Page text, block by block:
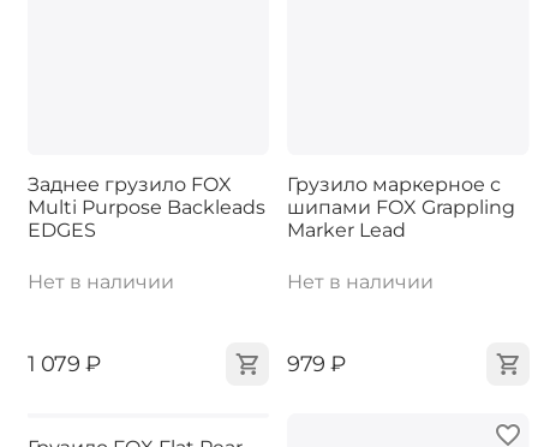
Заднее грузило FOX
Multi Purpose Backleads
EDGES
Нет в наличии
‍1 079‍ ₽
Грузило маркерное с
шипами FOX Grappling
Marker Lead
Нет в наличии
‍979‍ ₽